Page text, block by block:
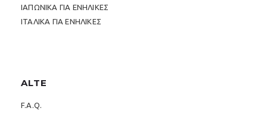
ΙΑΠΩΝΙΚΑ ΓΙΑ ΕΝΗΛΙΚΕΣ
ΙΤΑΛΙΚΑ ΓΙΑ ΕΝΗΛΙΚΕΣ
ALTE
F.A.Q.